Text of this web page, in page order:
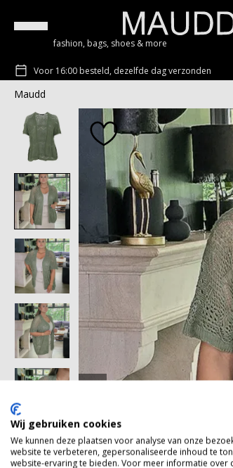
fashion, bags, shoes & more
Voor 16:00 besteld, dezelfde dag verzonden
Maudd
Wij gebruiken cookies
We kunnen deze plaatsen voor analyse van onze
website te verbeteren, gepersonaliseerde inhoud te
website-ervaring te bieden. Voor meer informatie over